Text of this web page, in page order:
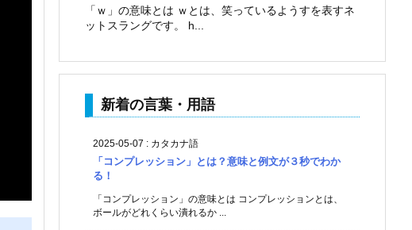
「ｗ」の意味とは ｗとは、笑っているようすを表すネ
ットスラングです。 h...
新着の言葉・用語
2025-05-07 : カタカナ語
「コンプレッション」とは？意味と例文が３秒でわか
る！
「コンプレッション」の意味とは コンプレッションとは、
ボールがどれくらい潰れるか ...